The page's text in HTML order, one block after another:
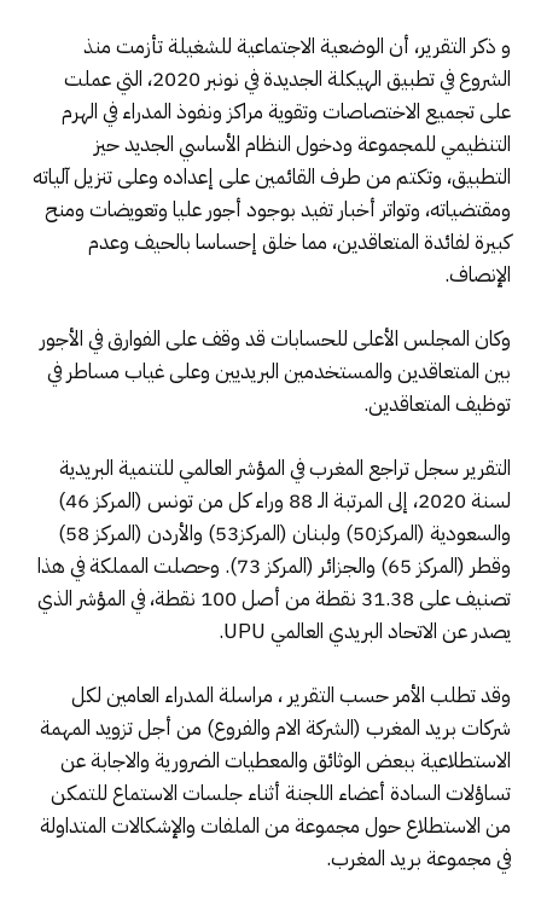
و ذكر التقرير، أن الوضعية الاجتماعية للشغيلة تأزمت منذ
الشروع في تطبيق الهيكلة الجديدة في نونبر 2020، التي عملت
على تجميع الاختصاصات وتقوية مراكز ونفوذ المدراء في الهرم
التنظيمي للمجموعة ودخول النظام الأساسي الجديد حيز
التطبيق، وتكتم من طرف القائمين على إعداده وعلى تنزيل آلياته
ومقتضياته، وتواتر أخبار تفيد بوجود أجور عليا وتعويضات ومنح
كبيرة لفائدة المتعاقدين، مما خلق إحساسا بالحيف وعدم
الإنصاف.
وكان المجلس الأعلى للحسابات قد وقف على الفوارق في الأجور
بين المتعاقدين والمستخدمين البريديين وعلى غياب مساطر في
توظيف المتعاقدين.
التقرير سجل تراجع المغرب في المؤشر العالمي للتنمية البريدية
لسنة 2020، إلى المرتبة الـ 88 وراء كل من تونس (المركز 46)
والسعودية (المركز50) ولبنان (المركز53) والأردن (المركز 58)
وقطر (المركز 65) والجزائر (المركز 73). وحصلت المملكة في هذا
تصنيف على 31.38 نقطة من أصل 100 نقطة، في المؤشر الذي
يصدر عن الاتحاد البريدي العالمي UPU.
وقد تطلب الأمر حسب التقرير ، مراسلة المدراء العامين لكل
شركات بريد المغرب (الشركة الام والفروع) من أجل تزويد المهمة
الاستطلاعية ببعض الوثائق والمعطيات الضرورية والاجابة عن
تساؤلات السادة أعضاء اللجنة أثناء جلسات الاستماع للتمكن
من الاستطلاع حول مجموعة من الملفات والإشكالات المتداولة
في مجموعة بريد المغرب.